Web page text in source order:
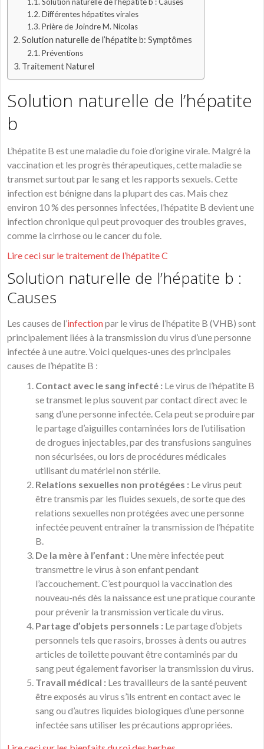
Différentes hépatites virales
Prière de Joindre M. Nicolas
Solution naturelle de l’hépatite b: Symptômes
Préventions
Traitement Naturel
Solution naturelle de l’hépatite
b
L’hépatite B est une maladie du foie d’origine virale. Malgré la
vaccination et les progrès thérapeutiques, cette maladie se
transmet surtout par le sang et les rapports sexuels. Cette
infection est bénigne dans la plupart des cas. Mais chez
environ 10 % des personnes infectées, l’hépatite B devient une
infection chronique qui peut provoquer des troubles graves,
comme lacirrhoseou lecancerdu foie.
Lire ceci sur le traitement de l’hépatite C
Solution naturelle de l’hépatite b :
Causes
Les causes de l’infectionpar le virus de l’hépatite B (VHB) sont
principalement liées à la transmission du virus d’une personne
infectée à une autre. Voici quelques-unes des principales
causes de l’hépatite B :
Contact avec le sang infecté : Le virus de l’hépatite B
se transmet le plus souvent par contact direct avec le
sang d’une personne infectée. Cela peut se produire par
le partage d’aiguilles contaminées lors de l’utilisation
de drogues injectables, par des transfusions sanguines
non sécurisées, ou lors de procédures médicales
utilisant du matériel non stérile.
Relations sexuelles non protégées : Le virus peut
être transmis par les fluides sexuels, de sorte que des
relations sexuelles non protégées avec une personne
infectée peuvent entraîner la transmission de l’hépatite
B.
De la mère à l’enfant : Une mère infectée peut
transmettre le virus à son enfant pendant
l’accouchement. C’est pourquoi la vaccination des
nouveau-nés dès la naissance est une pratique courante
pour prévenir la transmission verticale du virus.
Partage d’objets personnels : Le partage d’objets
personnels tels que rasoirs, brosses à dents ou autres
articles de toilette pouvant être contaminés par du
sang peut également favoriser la transmission du virus.
Travail médical : Les travailleurs de la santé peuvent
être exposés au virus s’ils entrent en contact avec le
sang ou d’autres liquides biologiques d’une personne
infectée sans utiliser les précautions appropriées.